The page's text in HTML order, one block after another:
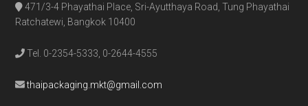
471/3-4 Phayathai Place, Sri-Ayutthaya Road, Tung Phayathai
Ratchatewi, Bangkok 10400
Tel. 0-2354-5333, 0-2644-4555
thaipackaging.mkt@gmail.com